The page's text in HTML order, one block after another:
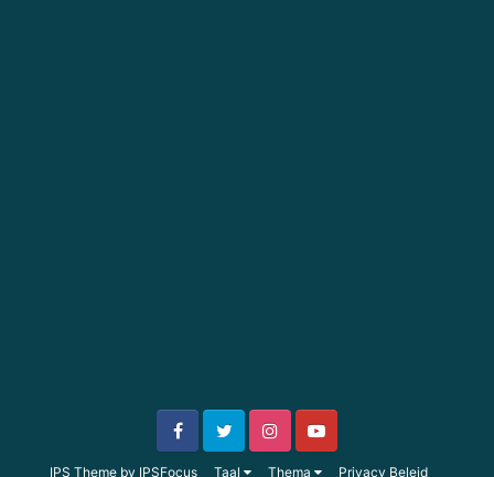
IPS Theme by IPSFocus Taal Thema Privacy Beleid